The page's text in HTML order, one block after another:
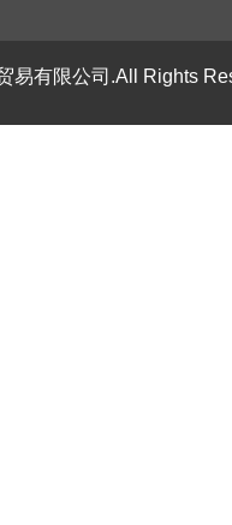
易有限公司.All Rights